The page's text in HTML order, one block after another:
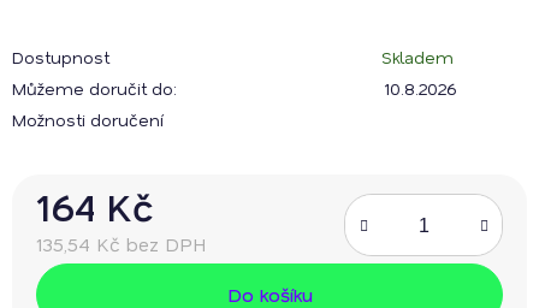
Dostupnost
Skladem
Můžeme doručit do:
10.8.2026
Možnosti doručení
164 Kč
135,54 Kč bez DPH
Měrná cena:
Do košíku